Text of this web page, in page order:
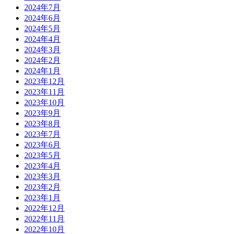
2024年7月
2024年6月
2024年5月
2024年4月
2024年3月
2024年2月
2024年1月
2023年12月
2023年11月
2023年10月
2023年9月
2023年8月
2023年7月
2023年6月
2023年5月
2023年4月
2023年3月
2023年2月
2023年1月
2022年12月
2022年11月
2022年10月